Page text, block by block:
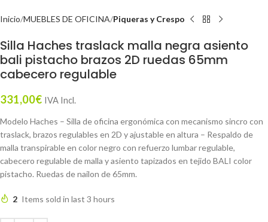
Inicio MUEBLES DE OFICINA Piqueras y Crespo
Silla Haches traslack malla negra asiento
bali pistacho brazos 2D ruedas 65mm
cabecero regulable
331,00€ IVA Incl.
Modelo Haches – Silla de oficina ergonómica con mecanismo sincro con
traslack, brazos regulables en 2D y ajustable en altura – Respaldo de
malla transpirable en color negro con refuerzo lumbar regulable,
cabecero regulable de malla y asiento tapizados en tejido BALI color
pistacho. Ruedas de nailon de 65mm.
2 Items sold in last 3 hours